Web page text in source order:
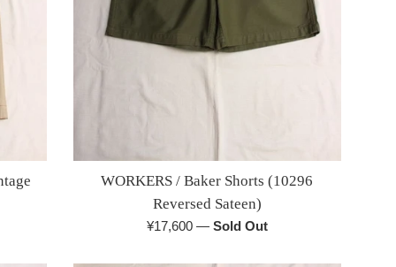
WORKERS / Baker Shorts (10296
Reversed Sateen)
通
¥17,600 — Sold Out